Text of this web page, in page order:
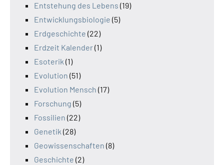
Entstehung des Lebens (19)
Entwicklungsbiologie (5)
Erdgeschichte (22)
Erdzeit Kalender(1)
Esoterik (1)
Evolution (51)
Evolution Mensch (17)
Forschung (5)
Fossilien (22)
Genetik (28)
Geowissenschaften (8)
Geschichte (2)